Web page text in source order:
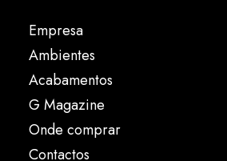
Empresa
Ambientes
Acabamentos
G Magazine
Onde comprar
Contactos